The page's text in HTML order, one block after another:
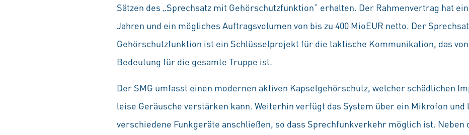
Sätzen des „Sprechsatz mit Gehörschutz­funktion“ erhalten. Der Rahmenvertrag hat
Jahren und ein mögliches Auftragsvolumen von bis zu 400 MioEUR netto. Der
Gehörschutzfunktion ist ein Schlüsselprojekt für die taktische Kommunikation, das
Bedeutung für die gesamte Truppe ist.
Der SMG umfasst einen modernen aktiven Kapselgehörschutz, welcher schädlichen
leise Geräusche verstärken kann. Weiterhin verfügt das System über ein Mikrofon und
verschiedene Funkgeräte anschließen, so dass Sprechfunkverkehr möglich ist.